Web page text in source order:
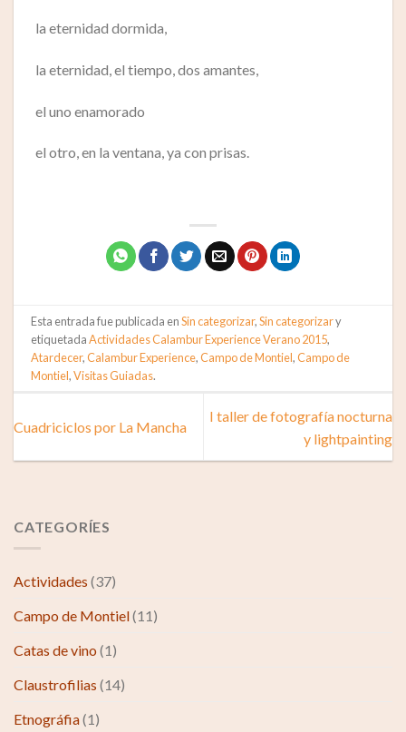
la eternidad dormida,
la eternidad, el tiempo, dos amantes,
el uno enamorado
el otro, en la ventana, ya con prisas.
Esta entrada fue publicada enSin categorizar,Sin categorizary
etiquetadaActividades Calambur Experience Verano 2015,
Atardecer,Calambur Experience,Campo de Montiel,Campo de
Montiel,Visitas Guiadas.
Cuadriciclos por La Mancha
I taller de fotografía nocturna
y lightpainting
CATEGORÍES
Actividades (37)
Campo de Montiel(11)
Catas de vino (1)
Claustrofilias (14)
Etnográfia(1)